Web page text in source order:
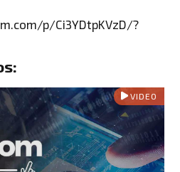
p/Ci3YDtpKVzD/?
VIDEO